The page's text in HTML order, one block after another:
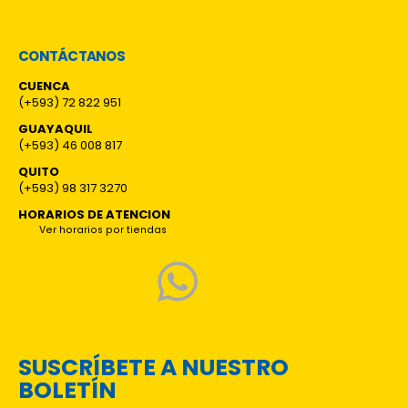
CONTÁCTANOS
CUENCA
(+593) 72 822 951
GUAYAQUIL
(+593) 46 008 817
QUITO
(+593) 98 317 3270
HORARIOS DE ATENCION
Ver horarios por tiendas
SUSCRÍBETE A NUESTRO
BOLETÍN